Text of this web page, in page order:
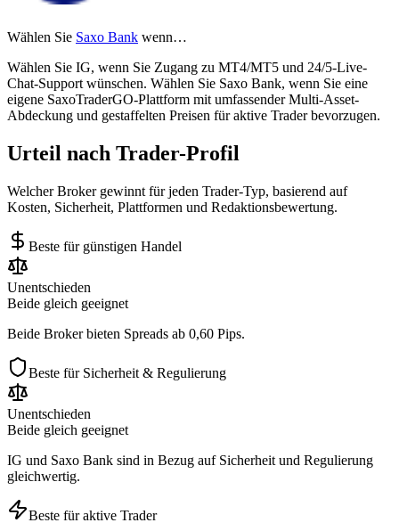
Wählen Sie Saxo Bank wenn…
Wählen Sie IG, wenn Sie Zugang zu MT4/MT5 und 24/5-Live-
Chat-Support wünschen. Wählen Sie Saxo Bank, wenn Sie eine
eigene SaxoTraderGO-Plattform mit umfassender Multi-Asset-
Abdeckung und gestaffelten Preisen für aktive Trader bevorzugen.
Urteil nach Trader-Profil
Welcher Broker gewinnt für jeden Trader-Typ, basierend auf
Kosten, Sicherheit, Plattformen und Redaktionsbewertung.
Beste für günstigen Handel
Unentschieden
Beide gleich geeignet
Beide Broker bieten Spreads ab 0,60 Pips.
Beste für Sicherheit & Regulierung
Unentschieden
Beide gleich geeignet
IG und Saxo Bank sind in Bezug auf Sicherheit und Regulierung
gleichwertig.
Beste für aktive Trader